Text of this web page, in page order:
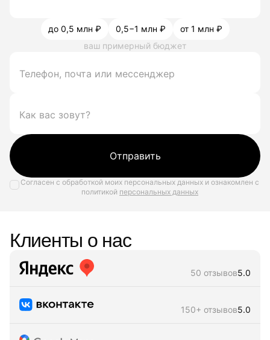
до 0,5 млн ₽ 0,5−1 млн ₽
от 1 млн ₽
ваш примерный бюджет
Отправить
Согласен с обработкой моих персональных данных и ознакомлен с
политикой персональных данных
Клиенты о нас
50 отзывов5.0
150+ отзывов5.0